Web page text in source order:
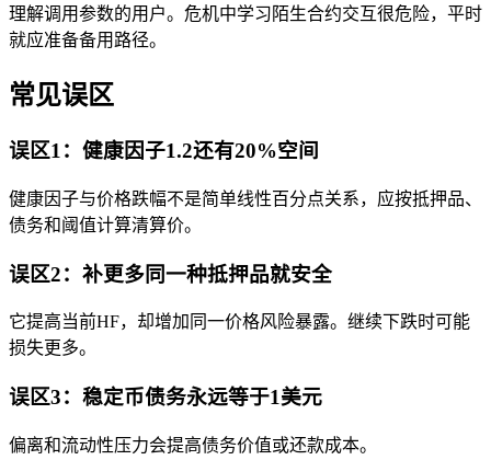
理解调用参数的用户。危机中学习陌生合约交互很危险，平时
就应准备备用路径。
常见误区
误区1：健康因子1.2还有20%空间
健康因子与价格跌幅不是简单线性百分点关系，应按抵押品、
债务和阈值计算清算价。
误区2：补更多同一种抵押品就安全
它提高当前HF，却增加同一价格风险暴露。继续下跌时可能
损失更多。
误区3：稳定币债务永远等于1美元
偏离和流动性压力会提高债务价值或还款成本。